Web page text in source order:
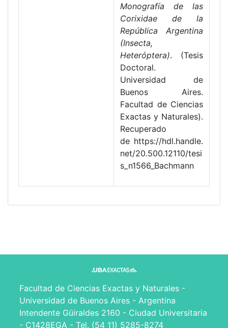
Monografía de las
Corixidae de la
República Argentina
(Insecta,
Heteróptera). (Tesis
Doctoral.
Universidad de
Buenos Aires.
Facultad de Ciencias
Exactas y Naturales).
Recuperado
de https://hdl.handle.
net/20.500.12110/tesi
s_n1566_Bachmann
Facultad de Ciencias Exactas y Naturales -
Universidad de Buenos Aires - Argentina
Intendente Güiraldes 2160 - Ciudad Universitaria
- C1428EGA - Tel. (54 11) 5285-8274